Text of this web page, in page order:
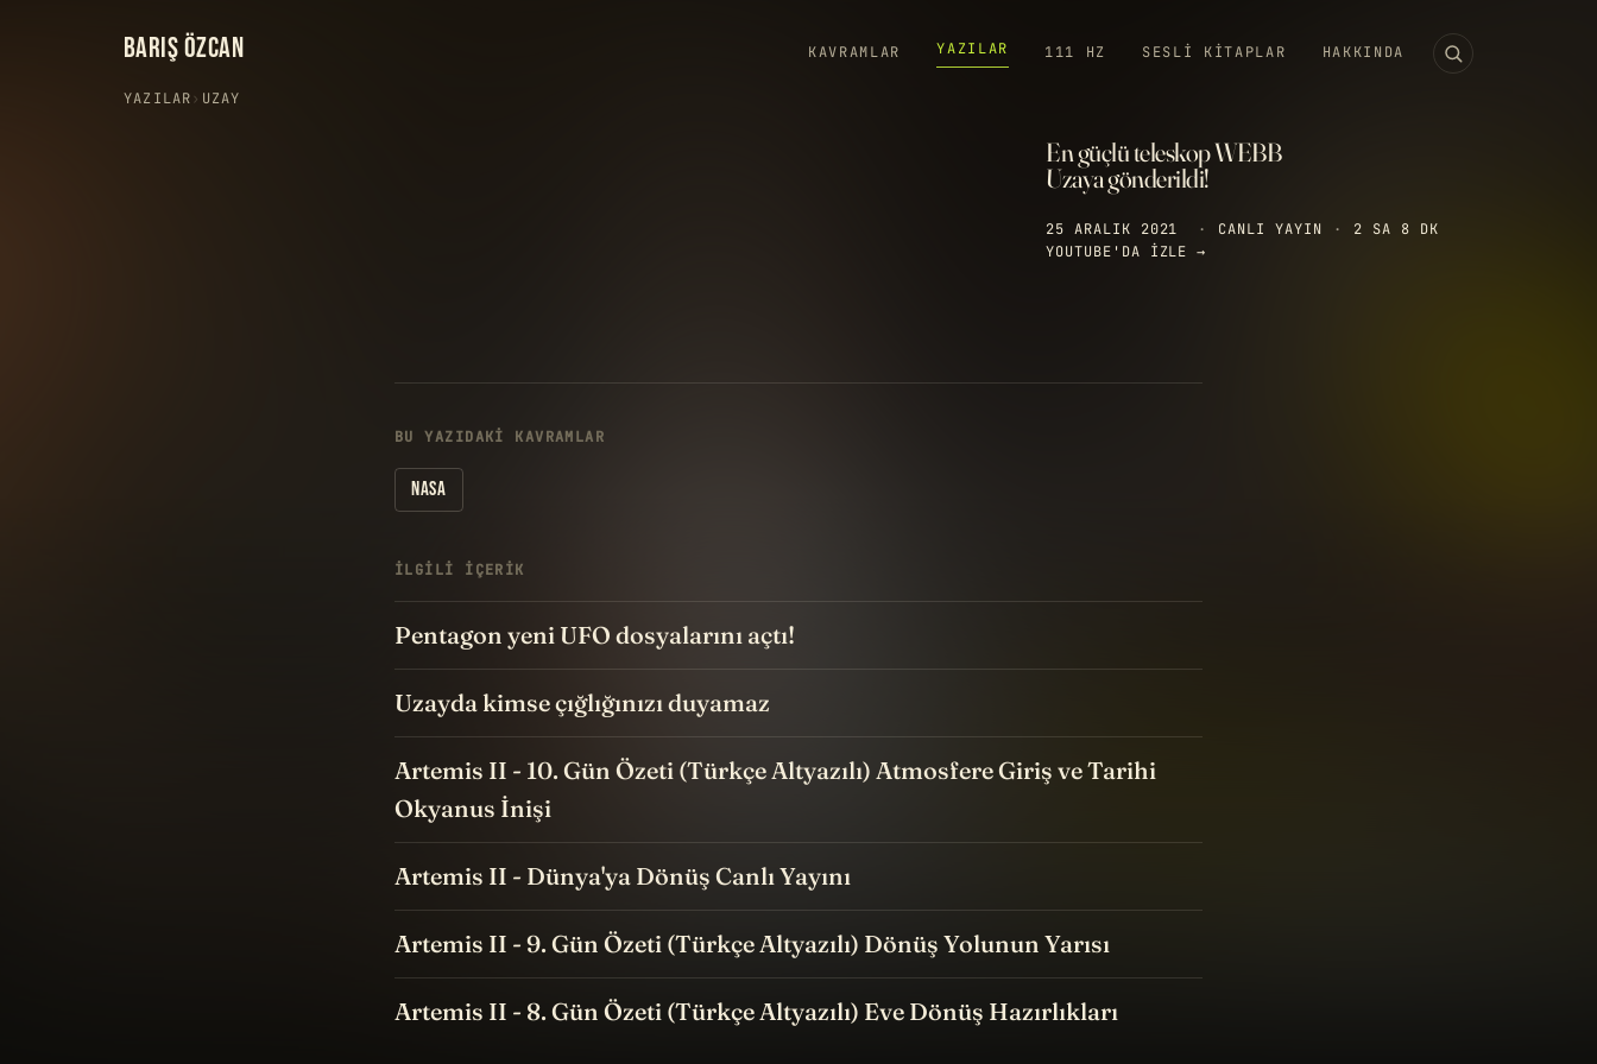
BARIŞ ÖZCAN KAVRAMLAR YAZILAR 111 HZ SESLI KITAPLAR HAKKINDA
YAZILAR› UZAY
En güçlü teleskop WEBB
Uzaya gönderildi!
25 ARALIK 2021 · CANLI YAYIN ·
2 SA 8 DK
YOUTUBE'DA IZLE →
BU YAZIDAKI KAVRAMLAR
NASA
İLGILI IÇERIK
Pentagon yeni UFO dosyalarını açtı!
Uzayda kimse çığlığınızı duyamaz
Artemis II - 10. Gün Özeti (Türkçe Altyazılı) Atmosfere Giriş ve Tarihi
Okyanus İnişi
Artemis II - Dünya'ya Dönüş Canlı Yayını
Artemis II - 9. Gün Özeti (Türkçe Altyazılı) Dönüş Yolunun Yarısı
Artemis II - 8. Gün Özeti (Türkçe Altyazılı) Eve Dönüş Hazırlıkları